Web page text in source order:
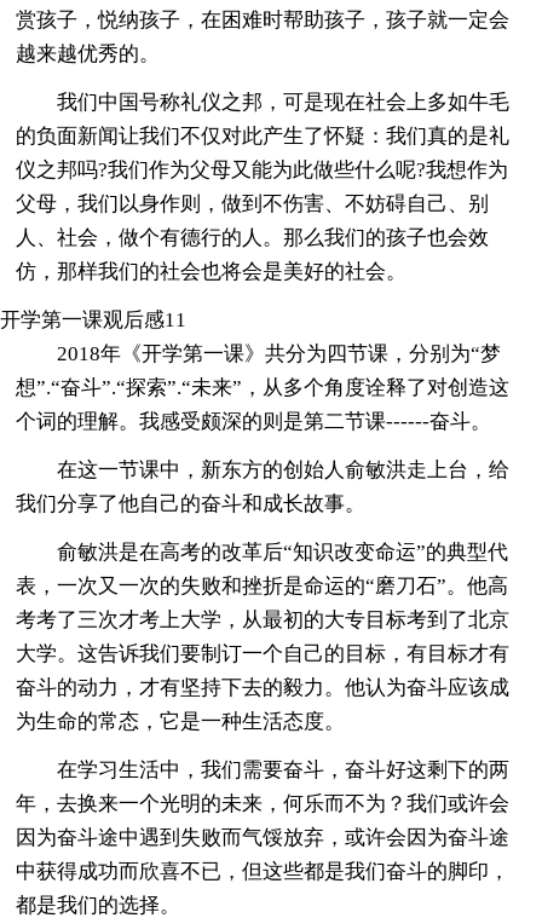
赏孩子，悦纳孩子，在困难时帮助孩子，孩子就一定会
越来越优秀的。
我们中国号称礼仪之邦，可是现在社会上多如牛毛
的负面新闻让我们不仅对此产生了怀疑：我们真的是礼
仪之邦吗?我们作为父母又能为此做些什么呢?我想作为
父母，我们以身作则，做到不伤害、不妨碍自己、别
人、社会，做个有德行的人。那么我们的孩子也会效
仿，那样我们的社会也将会是美好的社会。
开学第一课观后感11
2018年《开学第一课》共分为四节课，分别为“梦
想”.“奋斗”.“探索”.“未来”，从多个角度诠释了对创造这
个词的理解。我感受颇深的则是第二节课------奋斗。
在这一节课中，新东方的创始人俞敏洪走上台，给
我们分享了他自己的奋斗和成长故事。
俞敏洪是在高考的改革后“知识改变命运”的典型代
表，一次又一次的失败和挫折是命运的“磨刀石”。他高
考考了三次才考上大学，从最初的大专目标考到了北京
大学。这告诉我们要制订一个自己的目标，有目标才有
奋斗的动力，才有坚持下去的毅力。他认为奋斗应该成
为生命的常态，它是一种生活态度。
在学习生活中，我们需要奋斗，奋斗好这剩下的两
年，去换来一个光明的未来，何乐而不为？我们或许会
因为奋斗途中遇到失败而气馁放弃，或许会因为奋斗途
中获得成功而欣喜不已，但这些都是我们奋斗的脚印，
都是我们的选择。